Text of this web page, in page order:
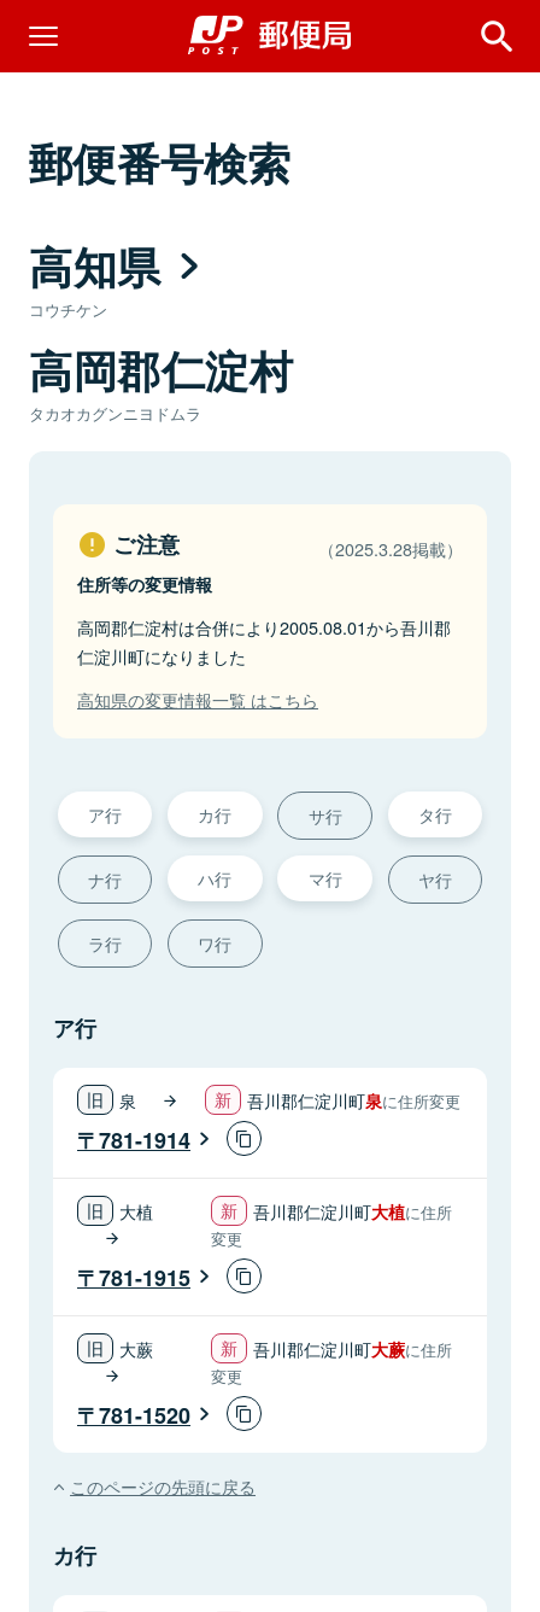
郵便番号検索
高知県
コウチケン
高岡郡仁淀村
タカオカグンニヨドムラ
ご注意 （2025.3.28掲載）
住所等の変更情報
高岡郡仁淀村は合併により2005.08.01から吾川郡
仁淀川町になりました
高知県の変更情報一覧 はこちら
ア行 カ行 サ行 タ行
ナ行 ハ行 マ行 ヤ行
ラ行 ワ行
ア行
泉 吾川郡仁淀川町泉に住所変更
781-1914
大植 吾川郡仁淀川町大植に住所
変更
781-1915
大蕨 吾川郡仁淀川町大蕨に住所
変更
781-1520
このページの先頭に戻る
カ行